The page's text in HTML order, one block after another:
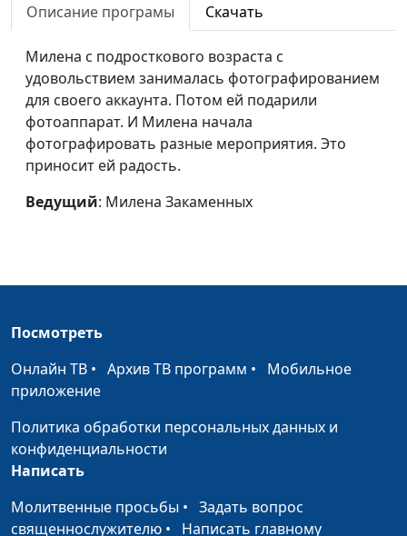
Знакомство с будущим
Анна Варенова
Опыт беременности и
материнства: время радости
Анна Варенова #26
Добрые пожелания
Андрей
Честность приносит плод
Андрей
Путь в горах
Работа мечты Анна Ронжина
В поисках смысла
Долматов
Размик Меликбекян
Опасность и удача
Размик
Описание програмы Скачать
Милена с подросткового возраста с
удовольствием занималась фотографированием
для своего аккаунта. Потом ей подарили
фотоаппарат. И Милена начала
фотографировать разные мероприятия. Это
приносит ей радость.
Ведущий: Милена Закаменных
Посмотреть
Онлайн ТВ • Архив ТВ программ • Мобильное
приложение
Политика обработки персональных данных и
конфиденциальности
Написать
Молитвенные просьбы • Задать вопрос
священнослужителю • Написать главному